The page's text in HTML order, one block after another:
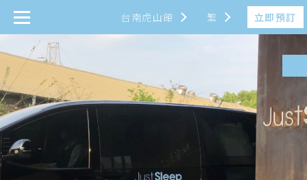
繁
台南虎山館 立即預訂